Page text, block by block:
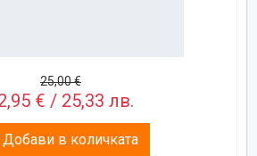
25,00 €
€ / 25,33 лв.
Добави в количката